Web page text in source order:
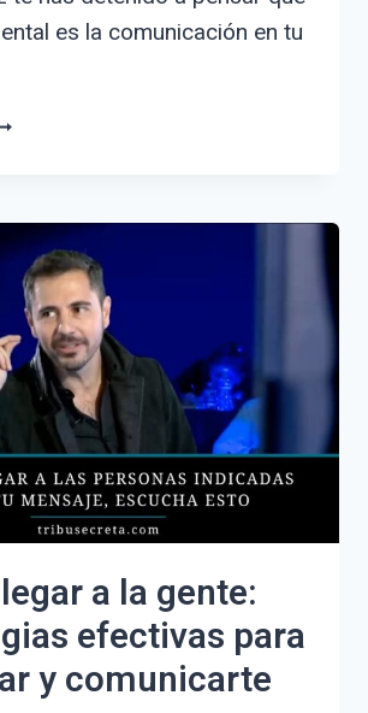
es la comunicación en tu
a la gente:
efectivas para
y comunicarte